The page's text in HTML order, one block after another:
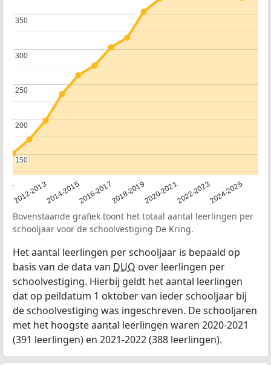
2012-20132014-20152016-20172018-20192020-20212022-20232024-2025
150
150
200
200
250
250
300
300
350
350
Bovenstaande grafiek toont het totaal aantal leerlingen per
schooljaar voor de schoolvestiging De Kring.
Het aantal leerlingen per schooljaar is bepaald op
basis van de data van DUO over leerlingen per
schoolvestiging. Hierbij geldt het aantal leerlingen
dat op peildatum 1 oktober van ieder schooljaar bij
de schoolvestiging was ingeschreven. De schooljaren
met het hoogste aantal leerlingen waren 2020-2021
(391 leerlingen) en 2021-2022 (388 leerlingen).